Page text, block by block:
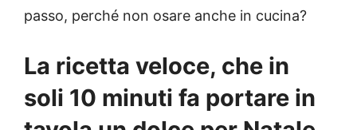
passo, perché non osare anche in cucina?
La ricetta veloce, che in
soli 10 minuti fa portare in